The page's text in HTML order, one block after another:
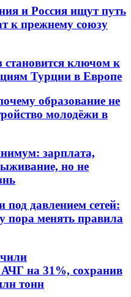
и Россия ищут путь
к прежнему союзу
становится ключом к
Турции в Европе
образование не
молодёжи в
зарплата,
но не
давлением сетей:
пора менять правила
на 31%, сохранив
тонн